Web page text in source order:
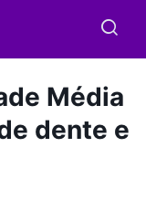
Média
dente e